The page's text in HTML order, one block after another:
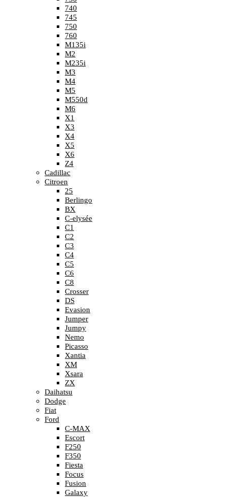
740
745
750
760
M135i
M2
M235i
M3
M4
M5
M550d
M6
X1
X3
X4
X5
X6
Z4
Cadillac
Citroen
25
Berlingo
BX
C-elysée
C1
C2
C3
C4
C5
C6
C8
Crosser
DS
Evasion
Jumper
Jumpy
Nemo
Picasso
Xantia
XM
Xsara
ZX
Daihatsu
Dodge
Fiat
Ford
C-MAX
Escort
F250
F350
Fiesta
Focus
Fusion
Galaxy